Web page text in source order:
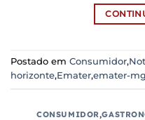
Postado em Consumidor,
horizonte,Emater,emater-mg
CONSUMIDOR,